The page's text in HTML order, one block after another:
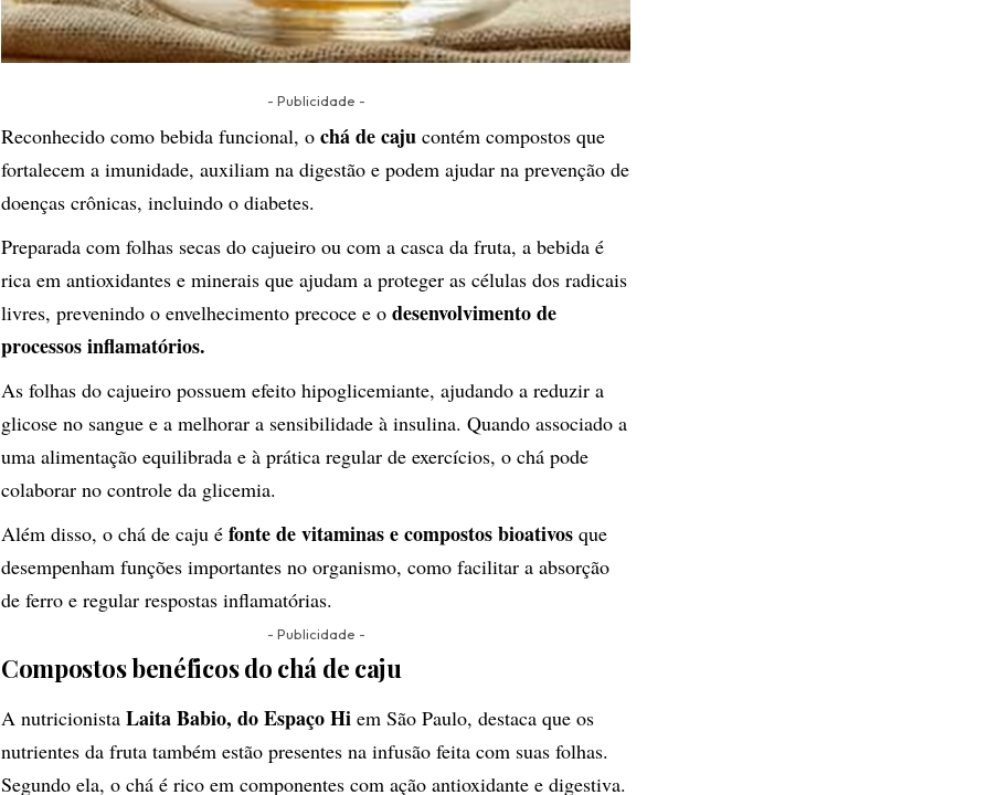
- Publicidade -
Reconhecido como bebida funcional, o chá de caju contém compostos que
fortalecem a imunidade, auxiliam na digestão e podem ajudar na prevenção de
doenças crônicas, incluindo o diabetes.
Preparada com folhas secas do cajueiro ou com a casca da fruta, a bebida é
rica em antioxidantes e minerais que ajudam a proteger as células dos radicais
livres, prevenindo o envelhecimento precoce e o desenvolvimento de
processos inflamatórios.
As folhas do cajueiro possuem efeito hipoglicemiante, ajudando a reduzir a
glicose no sangue e a melhorar a sensibilidade à insulina. Quando associado a
uma alimentação equilibrada e à prática regular de exercícios, o chá pode
colaborar no controle da glicemia.
Além disso, o chá de caju é fonte de vitaminas e compostos bioativos que
desempenham funções importantes no organismo, como facilitar a absorção
de ferro e regular respostas inflamatórias.
- Publicidade -
Compostos benéficos do chá de caju
A nutricionista Laita Babio, do Espaço Hi em São Paulo, destaca que os
nutrientes da fruta também estão presentes na infusão feita com suas folhas.
Segundo ela, o chá é rico em componentes com ação antioxidante e digestiva.